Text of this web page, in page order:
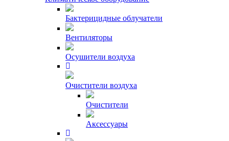
Бактерицидные облучатели
Вентиляторы
Осушители воздуха
Очистители воздуха
Очистители
Аксессуары